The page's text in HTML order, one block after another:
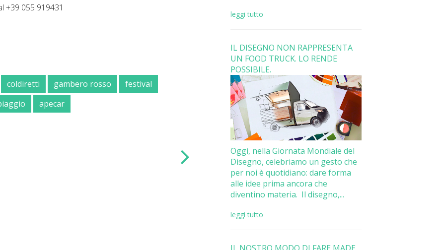
+39 055 919431
coldiretti gambero rosso
festival
apecar
leggi tutto
IL DISEGNO NON RAPPRESENTA
UN FOOD TRUCK. LO RENDE
POSSIBILE.
Oggi, nella Giornata Mondiale del
Disegno, celebriamo un gesto che
per noi è quotidiano: dare forma
alle idee prima ancora che
diventino materia. Il disegno,...
leggi tutto